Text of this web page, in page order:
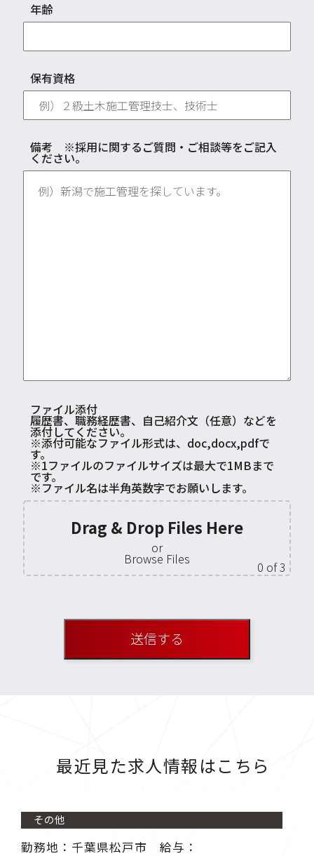
年齢
保有資格
備考 ※採用に関するご質問・ご相談等をご記入
ください。
ファイル添付
履歴書、職務経歴書、自己紹介文（任意）などを
添付してください。
※添付可能なファイル形式は、doc,docx,pdfで
す。
※1ファイルのファイルサイズは最大で1MBまで
です。
※ファイル名は半角英数字でお願いします。
Drag & Drop Files Here
or
Browse Files 0 of 3
最近見た求人情報はこちら
その他
勤務地：千葉県松戸市 給与：